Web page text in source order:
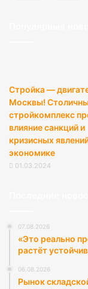
Стройка —
Москвы!
стройкомплекс
влияние санкций и
кризисных
экономике
01.03.2024
07.08.2026
«Это реально
растёт
06.08.2026
Рынок